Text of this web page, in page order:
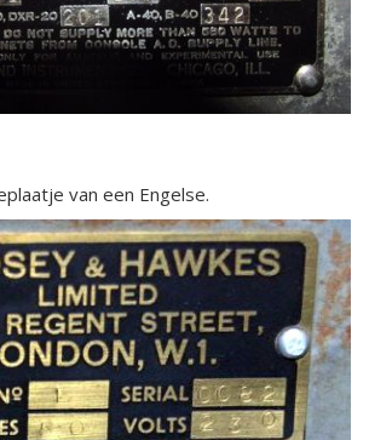
van een Engelse.